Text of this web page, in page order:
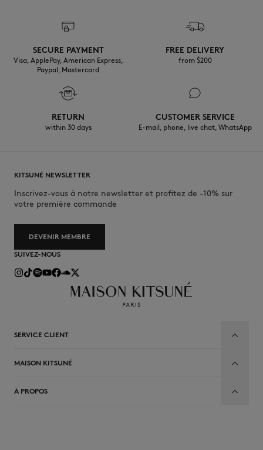
SECURE PAYMENT
Visa, ApplePay, American Express,
Paypal, Mastercard
FREE DELIVERY
from $200
RETURN
within 30 days
CUSTOMER SERVICE
E-mail, phone, live chat, WhatsApp
KITSUNÉ NEWSLETTER
Inscrivez-vous à notre newsletter et profitez de -10% sur
votre première commande
DEVENIR MEMBRE
SUIVEZ-NOUS
SERVICE CLIENT
MAISON KITSUNÉ
À PROPOS